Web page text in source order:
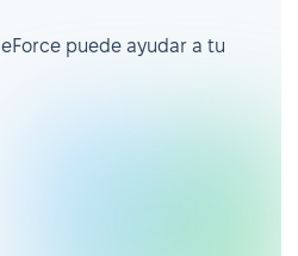
puede ayudar a tu